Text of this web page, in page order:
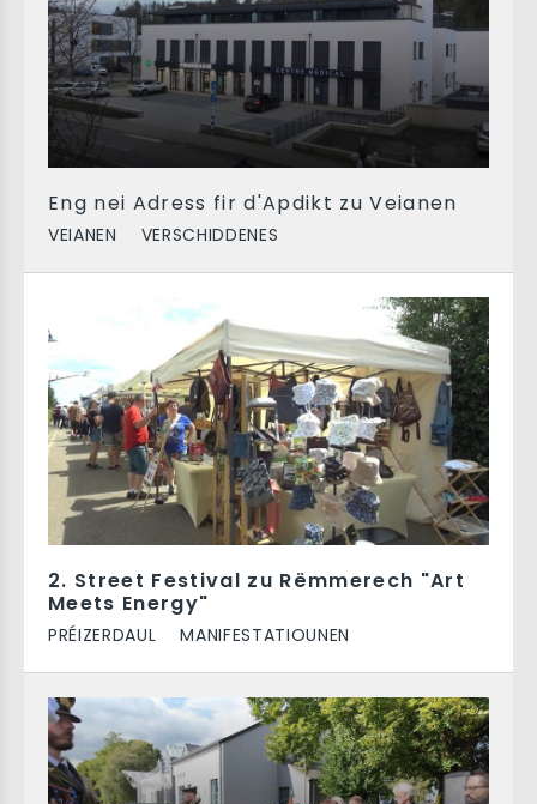
Eng nei Adress fir d'Apdikt zu Veianen
VEIANEN VERSCHIDDENES
2. Street Festival zu Rëmmerech "Art
Meets Energy"
PRÉIZERDAUL MANIFESTATIOUNEN